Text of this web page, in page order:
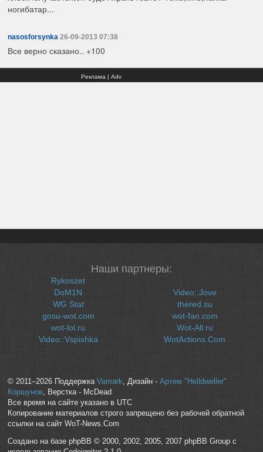
ногибатар...
nasosforsynka 26-09-2013 07:38
Все верно сказано.. +100
Реклама | Adv
Наши партнеры:
Rykoszet
DoM1N
WG Stat
gosu-wot.com
wot-lol.ru
Video::Vspishka
Video::Jove
thered.su
wot-fan.com
Wot-All.ru
WotActions.Com
© 2011–2026 Поддержка Vamark , Дизайн - Артем "Helldweller"
Коршунов, Верстка - McDead
Все время на сайте указано в UTC
Копирование материалов строго запрещено без рабочей обратной
ссылки на сайт WoT-News.Com
Создано на базе phpBB © 2000, 2002, 2005, 2007 phpBB Group с